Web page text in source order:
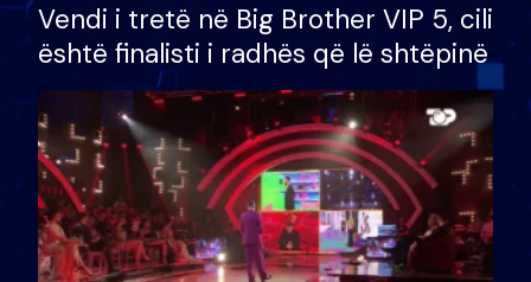
Vendi i tretë në Big Brother VIP 5, cili
është finalisti i radhës që lë shtëpinë